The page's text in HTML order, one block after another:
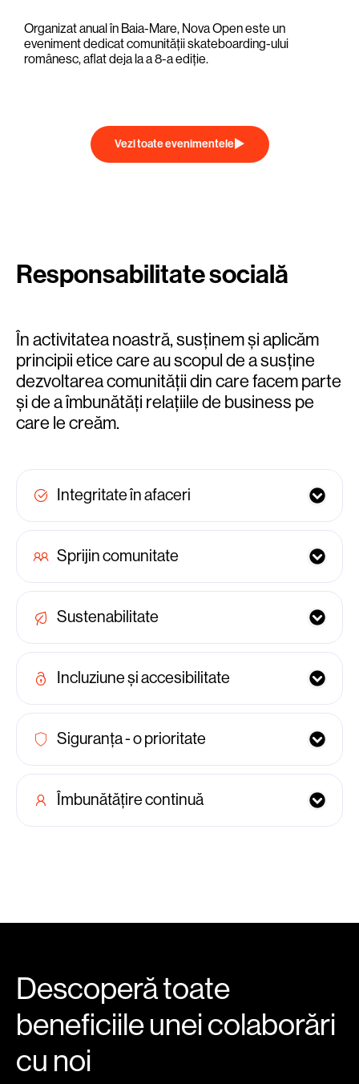
Organizat anual în Baia-Mare, Nova Open este un
eveniment dedicat comunității skateboarding-ului
românesc, aflat deja la a 8-a ediție.
Vezi toate evenimentele
Responsabilitate socială
În activitatea noastră, susținem și aplicăm
principii etice care au scopul de a susține
dezvoltarea comunității din care facem parte
și de a îmbunătăți relațiile de business pe
care le creăm.
Integritate în afaceri
Sprijin comunitate
Sustenabilitate
Incluziune și accesibilitate
Siguranța - o prioritate
Îmbunătățire continuă
Descoperă toate
beneficiile unei colaborări
cu noi